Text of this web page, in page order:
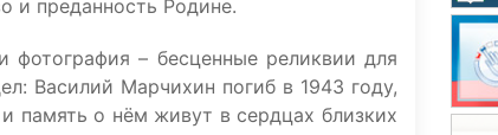
и преданность Родине.
– бесценные реликвии для
Василий Марчихин погиб в 1943 году,
память о нём живут в сердцах близких